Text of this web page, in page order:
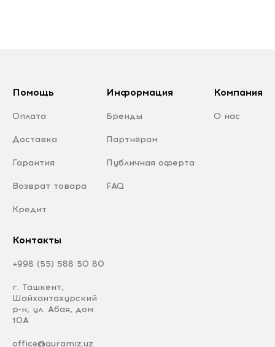
Помощь
Оплата
Доставка
Гарантия
Возврат товара
Кредит
Информация
Бренды
Партнёрам
Публичная оферта
FAQ
Компания
О нас
Контакты
+998 (55) 588 50 80
г. Ташкент,
Шайхантахурский
р-н, ул. Абая, дом
10А
office@quramiz.uz